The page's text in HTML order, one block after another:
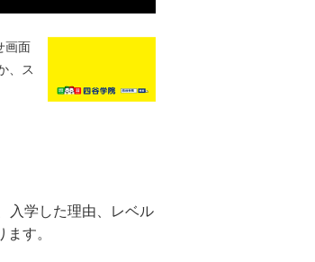
画面
、ス
入学した理由、レベル
す。